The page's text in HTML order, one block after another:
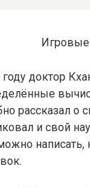
доктор
рассказал о
и свой
написать,